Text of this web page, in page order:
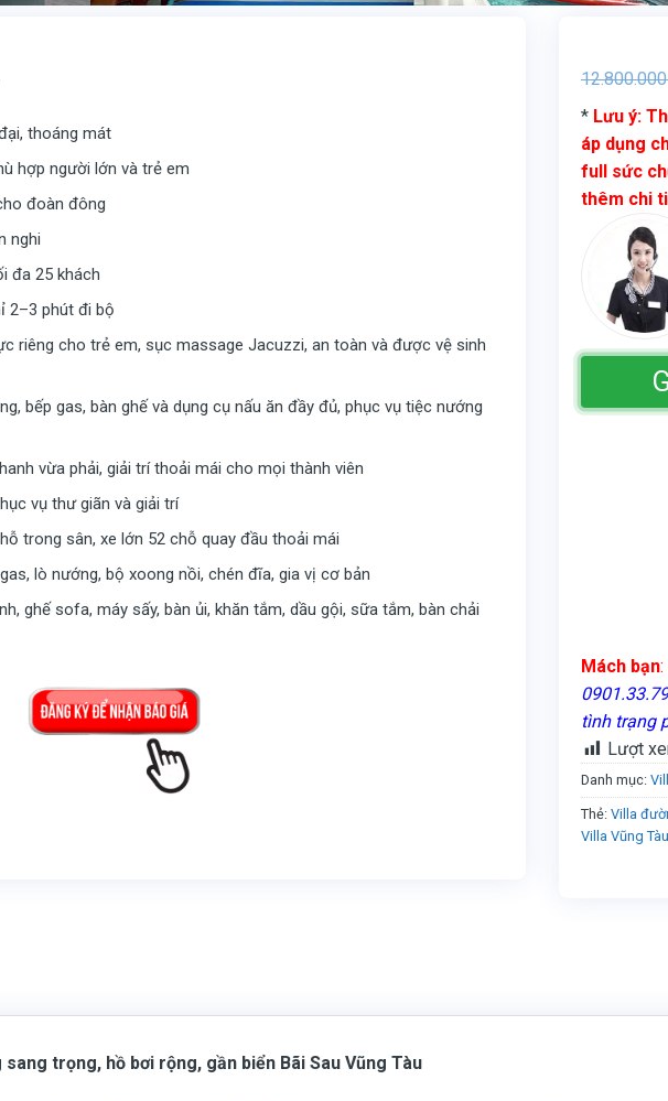
thoáng mát
hợp người lớn và trẻ em
đoàn đông
nghi
đa 25 khách
2–3 phút đi bộ
riêng cho trẻ em, sục massage Jacuzzi, an toàn và được vệ sinh
bếp gas, bàn ghế và dụng cụ nấu ăn đầy đủ, phục vụ tiệc nướng
vừa phải, giải trí thoải mái cho mọi thành viên
vụ thư giãn và giải trí
trong sân, xe lớn 52 chỗ quay đầu thoải mái
lò nướng, bộ xoong nồi, chén đĩa, gia vị cơ bản
ghế sofa, máy sấy, bàn ủi, khăn tắm, dầu gội, sữa tắm, bàn chải
12.800.000
* Lưu ý:
áp dụng
full sức
thêm chi
Mách bạn:
tình trạng
Lượt
Danh mục:
Thẻ: Villa
Villa Vũng
trọng, hồ bơi rộng, gần biển Bãi Sau Vũng Tàu